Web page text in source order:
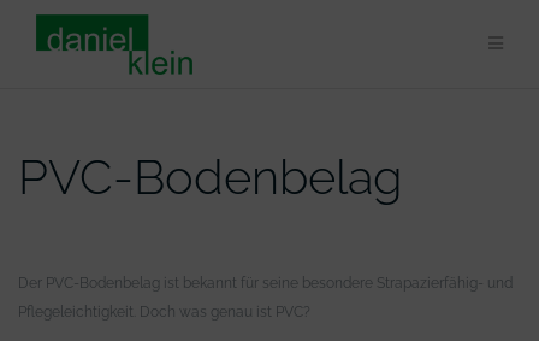
PVC-Bodenbelag
Der PVC-Bodenbelag ist bekannt für seine besondere Strapazierfähig- und
Pflegeleichtigkeit. Doch was genau ist PVC?